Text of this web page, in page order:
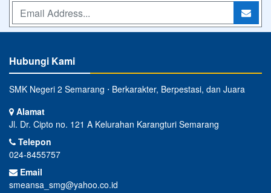
Hubungi Kami
SMK Negeri 2 Semarang ⋅ Berkarakter, Berpestasi, dan Juara
Alamat
Jl. Dr. Cipto no. 121 A Kelurahan Karangturi Semarang
Telepon
024-8455757
Email
smeansa_smg@yahoo.co.id